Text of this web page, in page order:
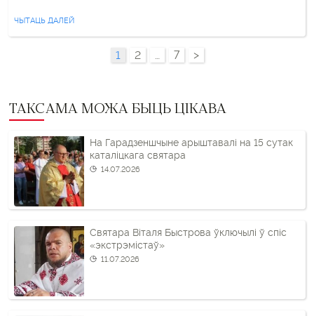
“народной” ст. 342 УК, дело рассматривает одиозная судья
Виктория Шабуня.
ЧЫТАЦЬ ДАЛЕЙ
1 2 … 7 >
ТАКСАМА МОЖА БЫЦЬ ЦІКАВА
На Гарадзеншчыне арыштавалі на 15 сутак
каталіцкага святара
14.07.2026
Святара Віталя Быстрова ўключылі ў спіс
«экстрэмістаў»
11.07.2026